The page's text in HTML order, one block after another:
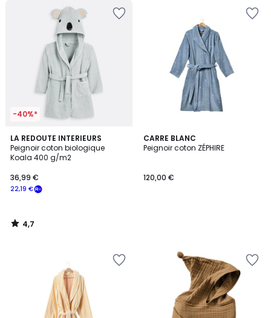
-40%*
LA REDOUTE INTERIEURS
Peignoir coton biologique
Koala 400 g/m2
22,19 €
36,99 €
4,7
/ 5
4,7
/
CARRE BLANC
Peignoir coton ZÉPHIRE
120,00 €